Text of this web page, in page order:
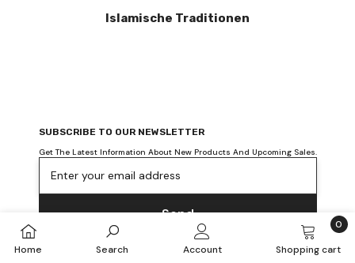
Islamische Traditionen
SUBSCRIBE TO OUR NEWSLETTER
Get The Latest Information About New Products And Upcoming Sales.
Enter your email address
Send
Home Search Account Shopping cart
0